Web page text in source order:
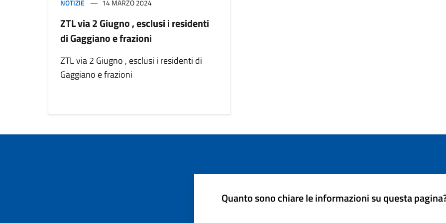
NOTIZIE 14 MARZO 2024
ZTL via 2 Giugno , esclusi i residenti
di Gaggiano e frazioni
ZTL via 2 Giugno , esclusi i residenti di
Gaggiano e frazioni
Quanto sono chiare le informazioni su questa